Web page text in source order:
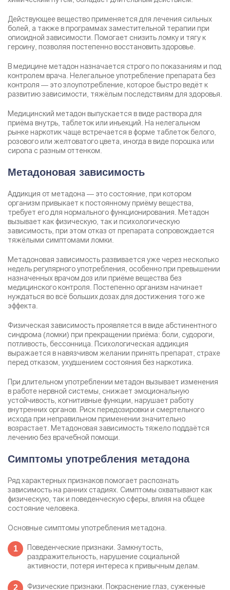
Действующее вещество применяется для лечения сильных
болей, а также в программах заместительной терапии при
опиоидной зависимости. Помогает снизить ломку и тягу к
героину, позволяя постепенно восстановить здоровье.
В медицине метадон назначается строго по показаниям и под
контролем врача. Нелегальное употребление препарата без
контроля — это злоупотребление, которое быстро ведёт к
развитию зависимости, тяжёлым последствиям для здоровья.
Медицинский метадон выпускается в виде раствора для
приёма внутрь, таблеток или инъекций. На нелегальном
рынке наркотик чаще встречается в форме таблеток белого,
розового или желтоватого цвета, иногда в виде порошка или
сиропа с разным оттенком.
Метадоновая зависимость
Аддикция от метадона — это состояние, при котором
организм привыкает к постоянному приёму вещества,
требует его для нормального функционирования. Метадон
вызывает как физическую, так и психологическую
зависимость, при этом отказ от препарата сопровождается
тяжёлыми симптомами ломки.
Метадоновая зависимость развивается уже через несколько
недель регулярного употребления, особенно при превышении
назначенных врачом доз или приёме вещества без
медицинского контроля. Постепенно организм начинает
нуждаться во всё больших дозах для достижения того же
эффекта.
Физическая зависимость проявляется в виде абстинентного
синдрома (ломки) при прекращении приёма: боли, судороги,
потливость, бессонница. Психологическая аддикция
выражается в навязчивом желании принять препарат, страхе
перед отказом, ухудшением состояния без наркотика.
При длительном употреблении метадон вызывает изменения
в работе нервной системы, снижает эмоциональную
устойчивость, когнитивные функции, нарушает работу
внутренних органов. Риск передозировки и смертельного
исхода при неправильном применении значительно
возрастает. Метадоновая зависимость тяжело поддаётся
лечению без врачебной помощи.
Симптомы употребления метадона
Ряд характерных признаков помогает распознать
зависимость на ранних стадиях. Симптомы охватывают как
физическую, так и поведенческую сферы, влияя на общее
состояние человека.
Основные симптомы употребления метадона.
Поведенческие признаки. Замкнутость,
раздражительность, нарушение социальной
активности, потеря интереса к привычным делам.
Физические признаки. Покраснение глаз, суженные